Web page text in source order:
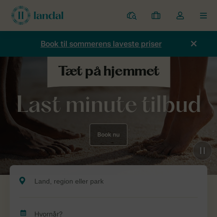
Parker
Mine
bookinger
Toggle
the
Book til sommerens laveste priser
Last minute tilbud
Book nu